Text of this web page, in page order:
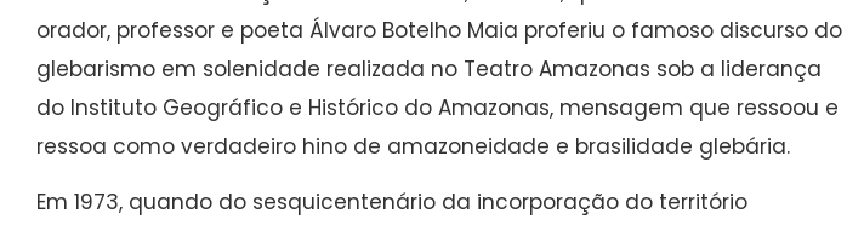
orador, professor e poeta Álvaro Botelho Maia proferiu o famoso discurso do
glebarismo em solenidade realizada no Teatro Amazonas sob a liderança
do Instituto Geográfico e Histórico do Amazonas, mensagem que ressoou e
ressoa como verdadeiro hino de amazoneidade e brasilidade glebária.
Em 1973, quando do sesquicentenário da incorporação do território